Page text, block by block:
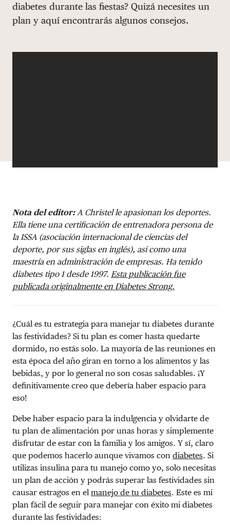
diabetes durante las fiestas? Quizá necesites un
plan y aquí encontrarás algunos consejos.
Nota del editor:A Christel le apasionan los deportes.
Ella tiene una certificación de entrenadora persona de
la ISSA (asociación internacional de ciencias del
deporte, por sus siglas en inglés), así como una
maestría en administración de empresas. Ha tenido
diabetes tipo 1 desde 1997. Esta publicación fue
publicada originalmente en Diabetes Strong.
¿Cuál es tu estrategia para manejar tu diabetes durante
las festividades? Si tu plan es comer hasta quedarte
dormido, no estás solo. La mayoría de las reuniones en
esta época del año giran en torno a los alimentos y las
bebidas, y por lo general no son cosas saludables. ¡Y
definitivamente creo que debería haber espacio para
eso!
Debe haber espacio para la indulgencia y olvidarte de
tu plan de alimentación por unas horas y simplemente
disfrutar de estar con la familia y los amigos. Y sí, claro
que podemos hacerlo aunque vivamos con diabetes. Si
utilizas insulina para tu manejo como yo, solo necesitas
un plan de acción y podrás superar las festividades sin
causar estragos en el manejo de tu diabetes. Este es mi
plan fácil de seguir para manejar con éxito mi diabetes
durante las festividades: